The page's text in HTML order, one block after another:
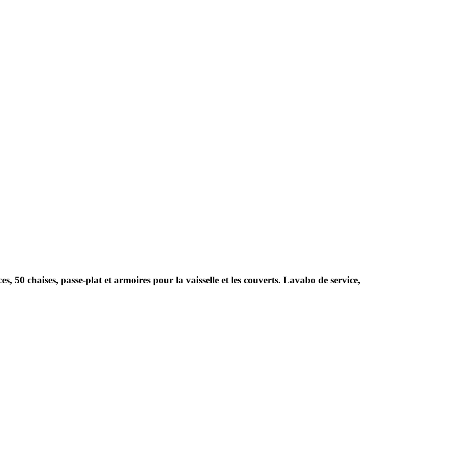
50 chaises, passe-plat et armoires pour la vaisselle et les couverts. Lavabo de service,